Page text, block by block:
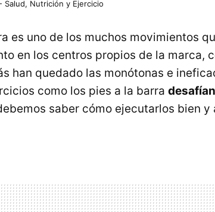
Salud, Nutrición y Ejercicio
es uno de los muchos movimientos
en los centros propios de la marca,
han quedado las monótonas e
como los pies a la barra
saber cómo ejecutarlos bien